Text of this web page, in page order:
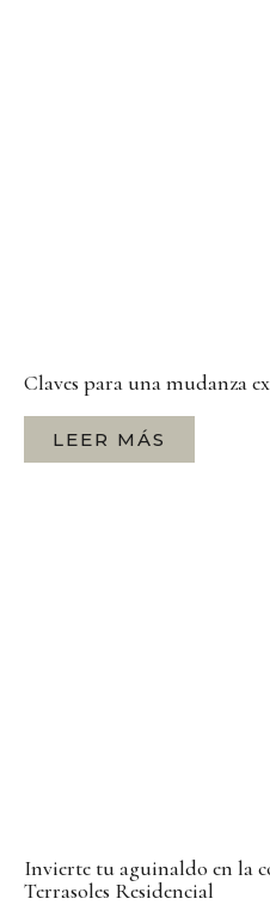
Claves para una mudanza
LEER MÁS
Invierte tu aguinaldo en la
Terrasoles Residencial